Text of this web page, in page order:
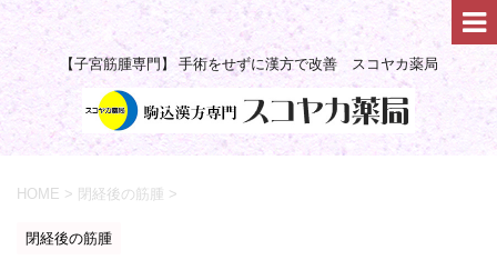
【子宮筋腫専門】 手術をせずに漢方で改善 スコヤカ薬局
HOME > 閉経後の筋腫 >
閉経後の筋腫